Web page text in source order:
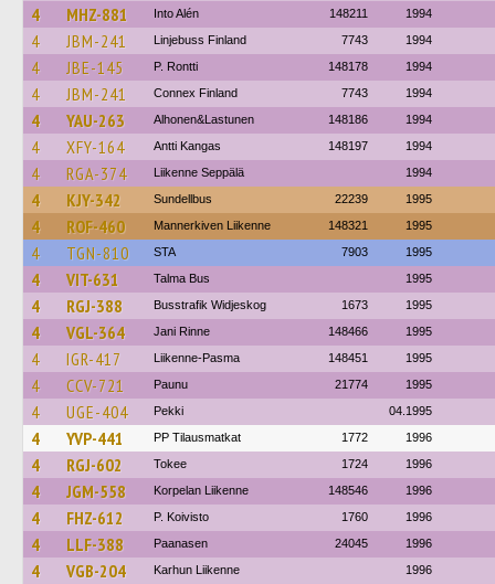
4 MHZ-881 Into Alén 148211 1994
4 JBM-241 Linjebuss Finland 7743 1994
4 JBE-145 P. Rontti 148178 1994
4 JBM-241 Connex Finland 7743 1994
4 YAU-263 Alhonen&Lastunen 148186 1994
4 XFY-164 Antti Kangas 148197 1994
4 RGA-374 Liikenne Seppälä 1994
4 KJY-342 Sundellbus 22239 1995
4 ROF-460 Mannerkiven Liikenne 148321 1995
4 TGN-810 STA 7903 1995
4 VIT-631 Talma Bus 1995
4 RGJ-388 Busstrafik Widjeskog 1673 1995
4 VGL-364 Jani Rinne 148466 1995
4 IGR-417 Liikenne-Pasma 148451 1995
4 CCV-721 Paunu 21774 1995
4 UGE-404 Pekki 04.1995
4 YVP-441 PP Tilausmatkat 1772 1996
4 RGJ-602 Tokee 1724 1996
4 JGM-558 Korpelan Liikenne 148546 1996
4 FHZ-612 P. Koivisto 1760 1996
4 LLF-388 Paanasen 24045 1996
4 VGB-204 Karhun Liikenne 1996